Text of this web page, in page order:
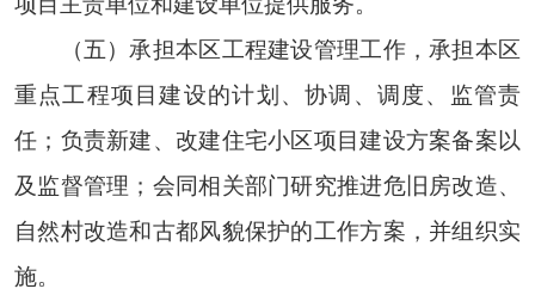
（五）承担本区工程建设管理工作，承担本区
重点工程项目建设的计划、协调、调度、监管责
任；负责新建、改建住宅小区项目建设方案备案以
及监督管理；会同相关部门研究推进危旧房改造、
自然村改造和古都风貌保护的工作方案，并组织实
施。